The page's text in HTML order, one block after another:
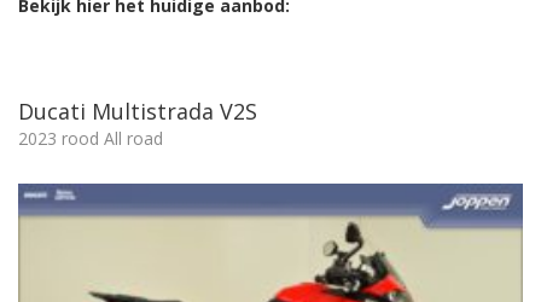
Bekijk hier het huidige aanbod:
Ducati Multistrada V2S
2023 rood All road